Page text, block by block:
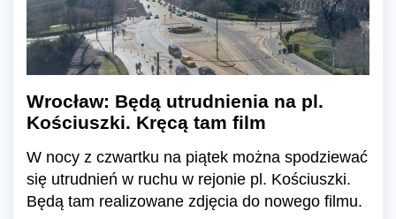
Wrocław: Będą utrudnienia na pl.
Kościuszki. Kręcą tam film
W nocy z czwartku na piątek można spodziewać
się utrudnień w ruchu w rejonie pl. Kościuszki.
Będą tam realizowane zdjęcia do nowego filmu.